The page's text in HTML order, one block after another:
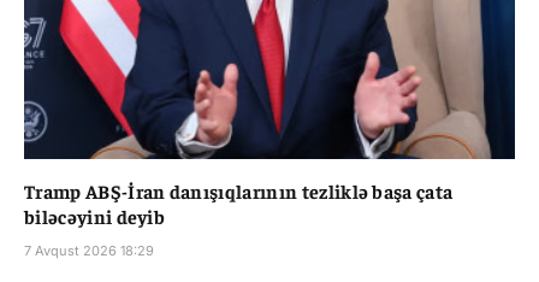
Tramp ABŞ-İran danışıqlarının tezliklə başa çata
biləcəyini deyib
7 Avqust 2026 18:29